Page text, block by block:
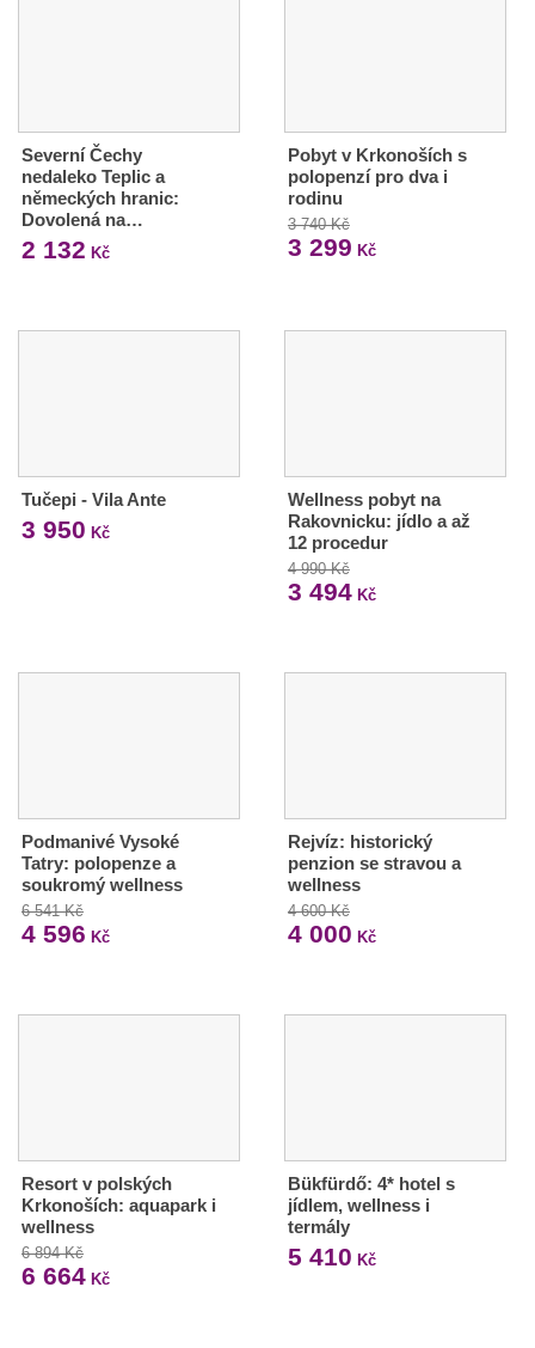
Severní Čechy
nedaleko Teplic a
německých hranic:
Dovolená na…
2 132 Kč
Pobyt v Krkonoších s
polopenzí pro dva i
rodinu
3 740 Kč
3 299 Kč
Tučepi - Vila Ante
3 950 Kč
Wellness pobyt na
Rakovnicku: jídlo a až
12 procedur
4 990 Kč
3 494Kč
Podmanivé Vysoké
Tatry: polopenze a
soukromý wellness
6 541 Kč
4 596 Kč
Rejvíz: historický
penzion se stravou a
wellness
4 600 Kč
4 000 Kč
Resort v polských
Krkonoších: aquapark i
wellness
6 894 Kč
6 664 Kč
Bükfürdő: 4* hotel s
jídlem, wellness i
termály
5 410 Kč